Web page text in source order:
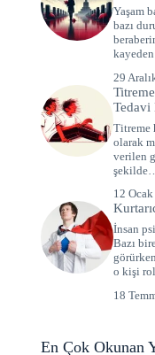
Yaşam
bazı
29
Tedavi
Titreme
olarak
verilen
şekilde…
12
İnsan
Bazı
o kişi
18
En Çok Okunan